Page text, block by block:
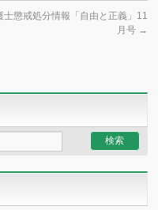
士懲戒処分情報「自由と正義」11
月号 →